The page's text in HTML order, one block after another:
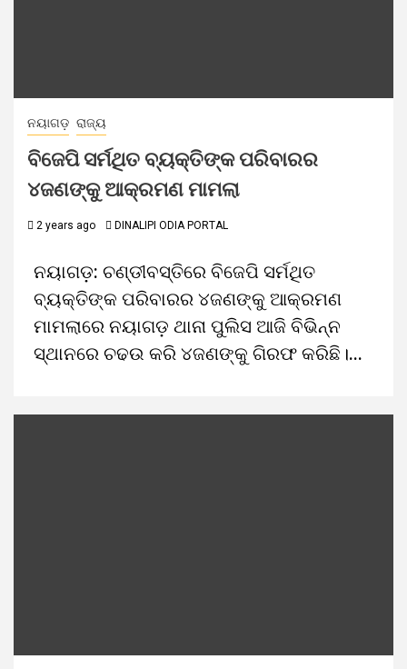
ନୟାଗଡ଼ ରାଜ୍ୟ
ବିଜେପି ସର୍ମଥିତ ବ୍ୟକ୍ତିଙ୍କ ପରିବାରର
୪ଜଣଙ୍କୁ ଆକ୍ରମଣ ମାମଲା
2 years ago DINALIPI ODIA PORTAL
ନୟାଗଡ଼: ଚଣ୍ଡୀବସ୍ତିରେ ବିଜେପି ସର୍ମଥିତ
ବ୍ୟକ୍ତିଙ୍କ ପରିବାରର ୪ଜଣଙ୍କୁ ଆକ୍ରମଣ
ମାମଲାରେ ନୟାଗଡ଼ ଥାନା ପୁଲିସ ଆଜି ବିଭିନ୍ନ
ସ୍ଥାନରେ ଚଢଉ କରି ୪ଜଣଙ୍କୁ ଗିରଫ କରିଛି।...